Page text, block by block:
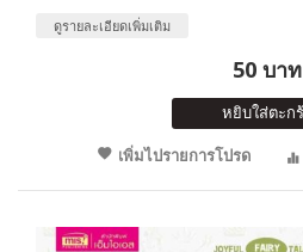
ดูรายละเอียดเพิ่มเติม
50 บาท
หยิบใส่ตะก
เพิ่มไปรายการโปรด